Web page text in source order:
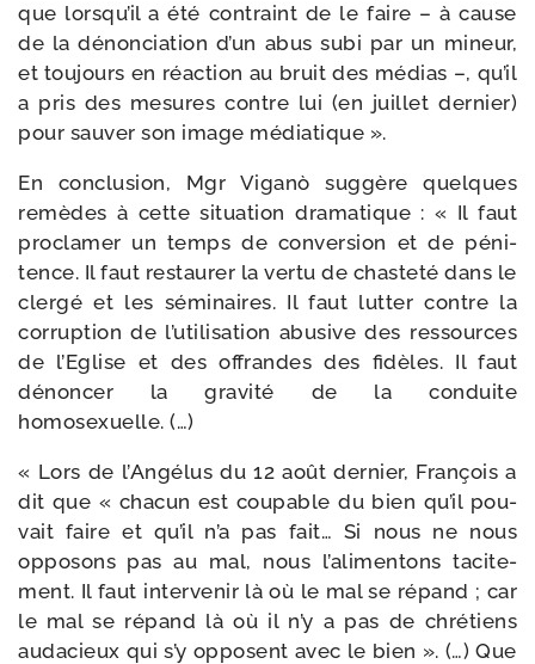
que lorsqu’il a été contraint de le faire – à cause
de la dénon­cia­tion d’un abus subi par un mineur,
et tou­jours en réac­tion au bruit des médias –, qu’il
a pris des mesures contre lui (en juillet der­nier)
pour sau­ver son image médiatique ».
En conclu­sion, Mgr Viganò sug­gère quelques
remèdes à cette situa­tion dra­ma­tique : « Il faut
pro­cla­mer un temps de conver­sion et de péni­
tence. Il faut res­tau­rer la ver­tu de chas­te­té dans le
cler­gé et les sémi­naires. Il faut lut­ter contre la
cor­rup­tion de l’utilisation abu­sive des res­sources
de l’Eglise et des offrandes des fidèles. Il faut
dénon­cer la gra­vi­té de la conduite
homosexuelle. (…)
« Lors de l’Angélus du 12 août der­nier, François a
dit que « cha­cun est cou­pable du bien qu’il pou­
vait faire et qu’il n’a pas fait… Si nous ne nous
oppo­sons pas au mal, nous l’alimentons taci­te­
ment. Il faut inter­ve­nir là où le mal se répand ; car
le mal se répand là où il n’y a pas de chré­tiens
auda­cieux qui s’y opposent avec le bien ». (…) Que